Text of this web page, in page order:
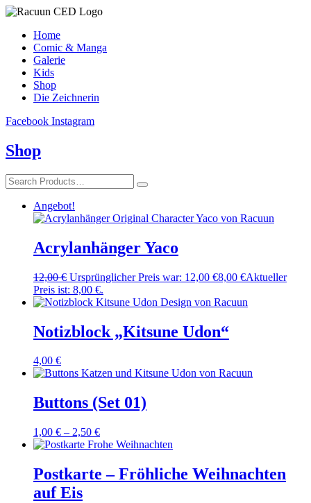
Home
Comic & Manga
Galerie
Kids
Shop
Die Zeichnerin
Facebook Instagram
Shop
Angebot!
Acrylanhänger Yaco
12,00€ Ursprünglicher Preis war: 12,00 €8,00 €Aktueller
Preis ist: 8,00 €.
Notizblock „Kitsune Udon“
4,00 €
Buttons (Set 01)
1,00 € – 2,50 €
Postkarte – Fröhliche Weihnachten
auf Eis